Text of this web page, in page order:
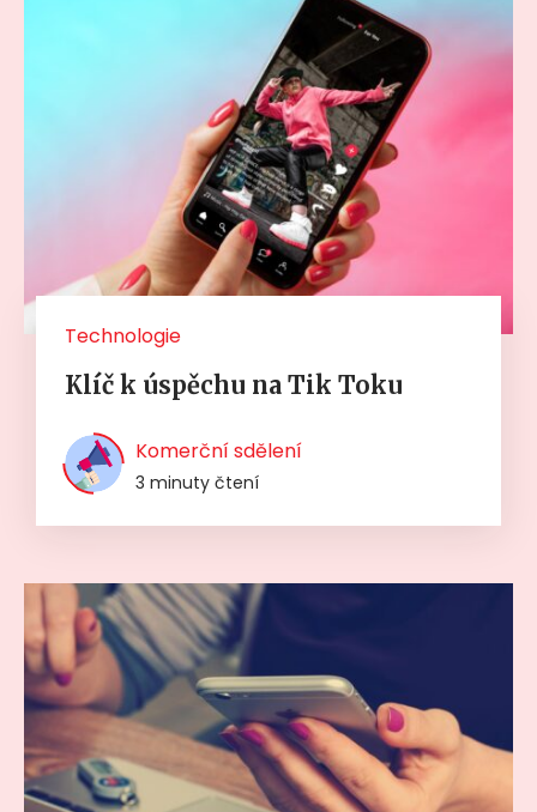
Technologie
Klíč k úspěchu na Tik Toku
Komerční sdělení
3 minuty čtení